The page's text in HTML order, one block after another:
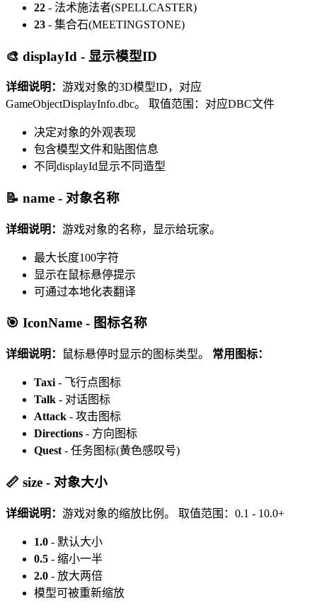
22 - 法术施法者(SPELLCASTER)
23 - 集合石(MEETINGSTONE)
🎨 displayId - 显示模型ID
详细说明： 游戏对象的3D模型ID，对应
GameObjectDisplayInfo.dbc。 取值范围：对应DBC文件
决定对象的外观表现
包含模型文件和贴图信息
不同displayId显示不同造型
📝 name - 对象名称
详细说明： 游戏对象的名称，显示给玩家。
最大长度100字符
显示在鼠标悬停提示
可通过本地化表翻译
🎯 IconName - 图标名称
详细说明： 鼠标悬停时显示的图标类型。 常用图标：
Taxi - 飞行点图标
Talk - 对话图标
Attack - 攻击图标
Directions - 方向图标
Quest - 任务图标(黄色感叹号)
📏 size - 对象大小
详细说明： 游戏对象的缩放比例。 取值范围：0.1 - 10.0+
1.0 - 默认大小
0.5 - 缩小一半
2.0 - 放大两倍
模型可被重新缩放